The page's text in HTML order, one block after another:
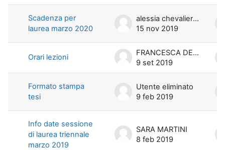
Scadenza per
laurea marzo 2020
alessia chevalier di miceli
15 nov 2019
Orari lezioni
FRANCESCA DE LELLIS
9 set 2019
Formato stampa
tesi
Utente eliminato
9 feb 2019
Info date sessione
di laurea triennale
marzo 2019
SARA MARTINI
8 feb 2019